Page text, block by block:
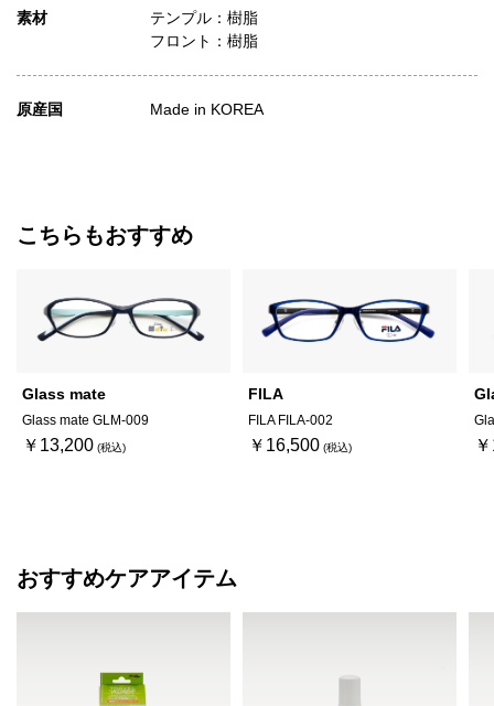
素材
テンプル：樹脂
フロント：樹脂
原産国 Made in KOREA
こちらもおすすめ
Glass mate
Glass mate GLM-009
￥13,200
FILA
FILA FILA-002
￥16,500
おすすめケアアイテム